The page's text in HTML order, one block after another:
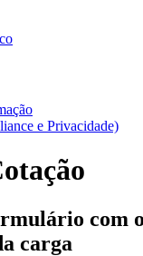
e Privacidade)
com
carga